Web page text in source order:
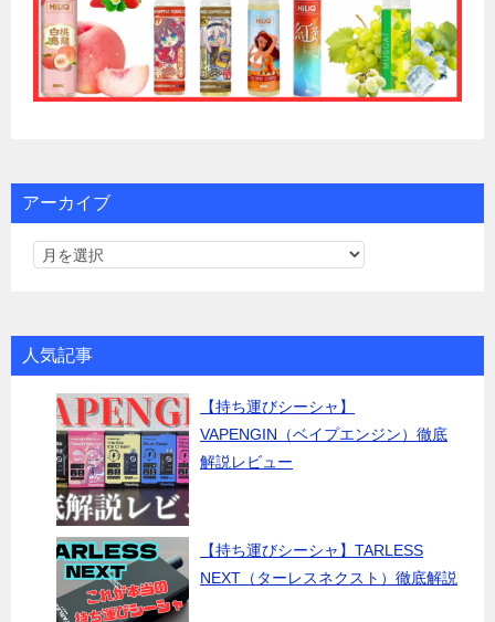
アーカイブ
人気記事
【持ち運びシーシャ】
VAPENGIN（ベイプエンジン）徹底
解説レビュー
【持ち運びシーシャ】TARLESS
NEXT（ターレスネクスト）徹底解説